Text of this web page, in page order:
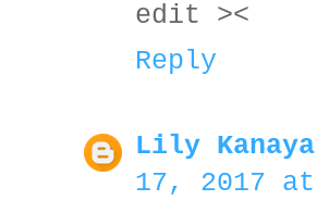
edit ><
Reply
Lily Kanaya
17, 2017 at